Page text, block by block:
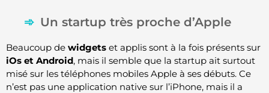
Un startup très proche d’Apple
Beaucoup de widgets et applis sont à la fois présents sur
iOs et Android, mais il semble que la startup ait surtout
misé sur les téléphones mobiles Apple à ses débuts. Ce
n’est pas une application native sur l’iPhone, mais il a